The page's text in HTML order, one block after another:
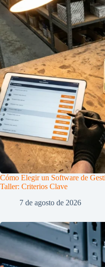
Cómo Elegir un Software de
Taller: Criterios Clave
7 de agosto de 2026